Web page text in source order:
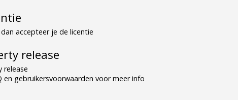
accepteer je de licentie
release
release
en gebruikersvoorwaarden voor meer info